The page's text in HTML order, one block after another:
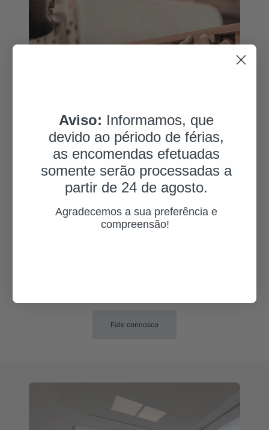
PERSONALIZAÇÃO
Produtos Personalizados
Fale connosco
Aviso: Informamos, que
devido ao périodo de férias,
as encomendas efetuadas
somente serão processadas a
partir de 24 de agosto.
Agradecemos a sua preferência e
compreensão!